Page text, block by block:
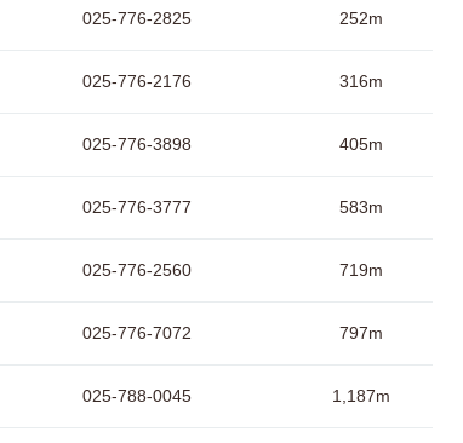
025-776-2825 252m
025-776-2176 316m
025-776-3898 405m
025-776-3777 583m
025-776-2560 719m
025-776-7072 797m
025-788-0045 1,187m